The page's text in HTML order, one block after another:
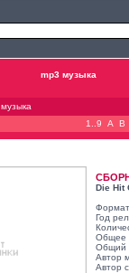
mp3 музыка
музыка
1..9
A B
Die Hit
Год
Общее
Общий
Автор
Автор